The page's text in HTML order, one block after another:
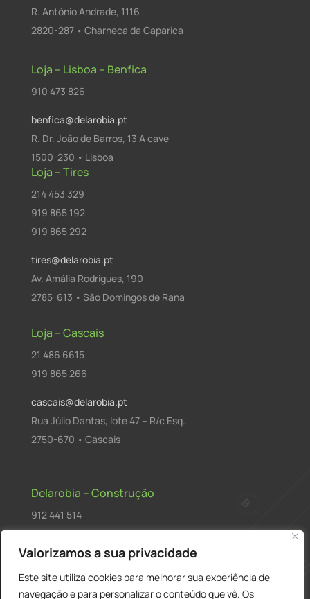
Valorizamos a sua privacidade
Este site utiliza cookies para melhorar sua experiência de
navegação e para personalizar o conteúdo que vê. Os
R. António Andrade, 1116
2820-287 • Charneca da Caparica
Loja – Lisboa – Benfica
910 473 826
benfica@delarobia.pt
R. Dr. João de Barros, 13 A cave
1500-230 • Lisboa
Loja – Tires
214 453 329
919 865 192
919 865 292
tires@delarobia.pt
Av. Amália Rodrigues, 190
2785-613 • São Domingos de Rana
Loja – Cascais
21 486 6615
919 865 266
cascais@delarobia.pt
Rua Júlio Dantas, lote 47 – R/c Esq.
2750-670 • Cascais
Delarobia – Construção
912 441 514
R. António Andrade, 1171
2820-287 • Charneca de Caparica